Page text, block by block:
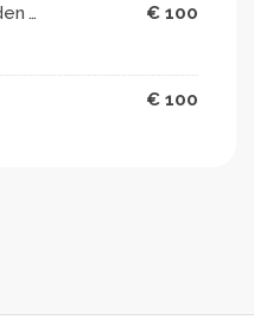
Café Karrewiel Diane van den Wijngaerde € 100
€ 100